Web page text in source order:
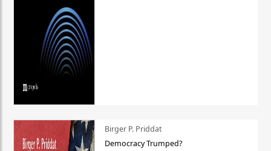
Birger P. Priddat
Democracy Trumped?